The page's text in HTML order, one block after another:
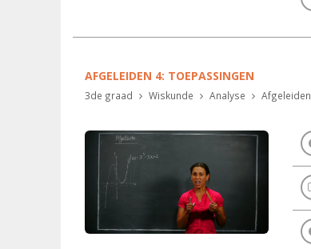
AFGELEIDEN 4: TOEPASSINGEN
3de graad Wiskunde Analyse Afgeleiden